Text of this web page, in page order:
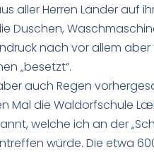
Herren Länder auf
Duschen,
nach vor allem
„besetzt“.
auch Regen
die Waldorfschule
welche ich an der
würde. Die etwa